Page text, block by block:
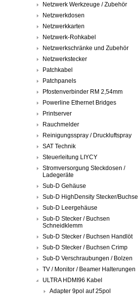
Netzwerk Werkzeuge / Zubehör
Netzwerkdosen
Netzwerkkarten
Netzwerk-Rohkabel
Netzwerkschränke und Zubehör
Netzwerkstecker
Patchkabel
Patchpanels
Pfostenverbinder RM 2,54mm
Powerline Ethernet Bridges
Printserver
Rauchmelder
Reinigungsspray / Druckluftspray
SAT Technik
Steuerleitung LIYCY
Stromversorgung Steckdosen /
Ladegeräte
Sub-D Gehäuse
Sub-D HighDensity Stecker/Buchse
Sub-D Leergehäuse
Sub-D Stecker / Buchsen
Schneidklemm
Sub-D Stecker / Buchsen Handlöt
Sub-D Stecker / Buchsen Crimp
Sub-D Verschraubungen / Bolzen
TV / Monitor / Beamer Halterungen
ULTRA HDMI96 Kabel
Adapter 9pol auf 25pol